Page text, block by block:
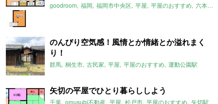
goodroom 福岡 福岡市中央区 平屋 平屋のおすすめ 六本松駅
のんびり空気感！風情とか情緒とか溢れまく
り！
群馬 桐生市 古民家 平屋 平屋のおすすめ 運動公園駅
矢切の平屋でひとり暮らししよう
千葉 omusubi不動産 平屋 松戸市 平屋のおすすめ 矢切駅